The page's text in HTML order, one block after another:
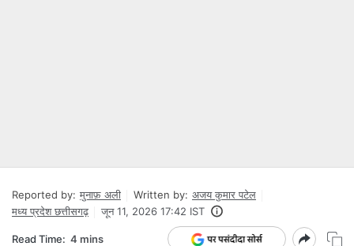
Reported by: मुनाफ़ अली Written by: अजय कुमार पटेल
मध्य प्रदेश छत्तीसगढ़
जून 11, 2026 17:42 IST
Read Time: 4 mins